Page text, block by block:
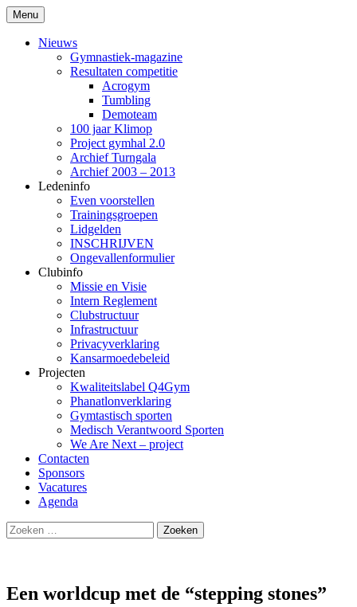
Klimop R.T. Merksem vzw
Antwerpen, een turnclub waar pit in zit!
Menu Ga
naar
de
inhoud
Nieuws
Gymnastiek-magazine
Resultaten competitie
Acrogym
Tumbling
Demoteam
100 jaar Klimop
Project gymhal 2.0
Archief Turngala
Archief 2003 – 2013
Ledeninfo
Even voorstellen
Trainingsgroepen
Lidgelden
INSCHRIJVEN
Ongevallenformulier
Clubinfo
Missie en Visie
Intern Reglement
Clubstructuur
Infrastructuur
Privacyverklaring
Kansarmoedebeleid
Projecten
Kwaliteitslabel Q4Gym
Phanatlonverklaring
Gymtastisch sporten
Medisch Verantwoord Sporten
We Are Next – project
Contacten
Sponsors
Vacatures
Agenda
Zoeken
naar:
Een worldcup met de “stepping stones”